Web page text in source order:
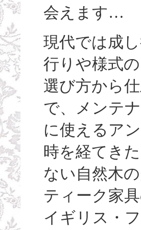
会えます…
現代では成
行りや様式
選び方から
で、メンテ
に使えるア
時を経てき
ない自然木
ティーク家
イギリス・